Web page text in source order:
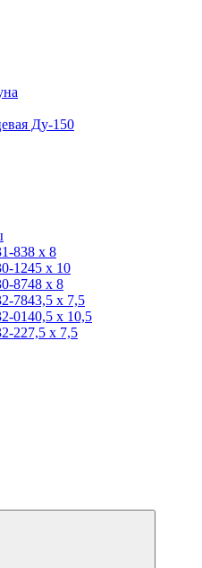
Ду-150
838 x 8
1245 x 10
8748 x 8
7843,5 x 7,5
0140,5 x 10,5
227,5 x 7,5